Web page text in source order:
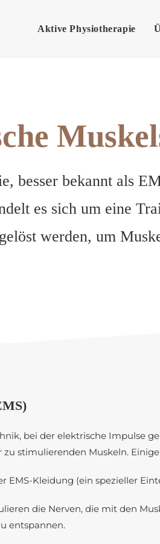
Aktive Physiotherapie
besser bekannt als
es sich um eine
werden, um
bei der elektrische Impulse
stimulierenden Muskeln.
EMS-Kleidung (ein spezieller
die Nerven, die mit den
entspannen.